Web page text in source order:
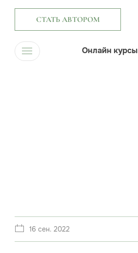
СТАТЬ АВТОРОМ
Онлайн курсы
16 сен. 2022